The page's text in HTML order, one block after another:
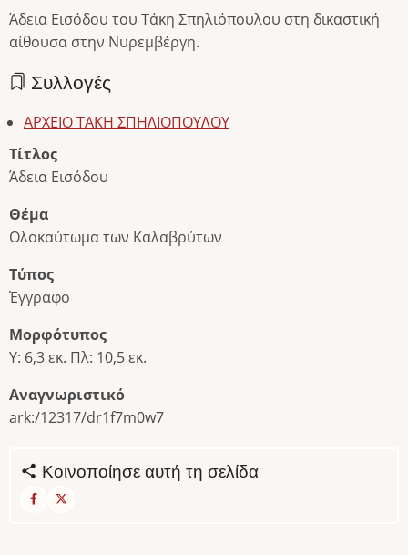
Άδεια Εισόδου του Τάκη Σπηλιόπουλου στη δικαστική
αίθουσα στην Νυρεμβέργη.
Συλλογές
ΑΡΧΕΙΟ ΤΑΚΗ ΣΠΗΛΙΟΠΟΥΛΟΥ
Τίτλος
Άδεια Εισόδου
Θέμα
Ολοκαύτωμα των Καλαβρύτων
Τύπος
Έγγραφο
Μορφότυπος
Υ: 6,3 εκ. Πλ: 10,5 εκ.
Αναγνωριστικό
ark:/12317/dr1f7m0w7
Κοινοποίησε αυτή τη σελίδα